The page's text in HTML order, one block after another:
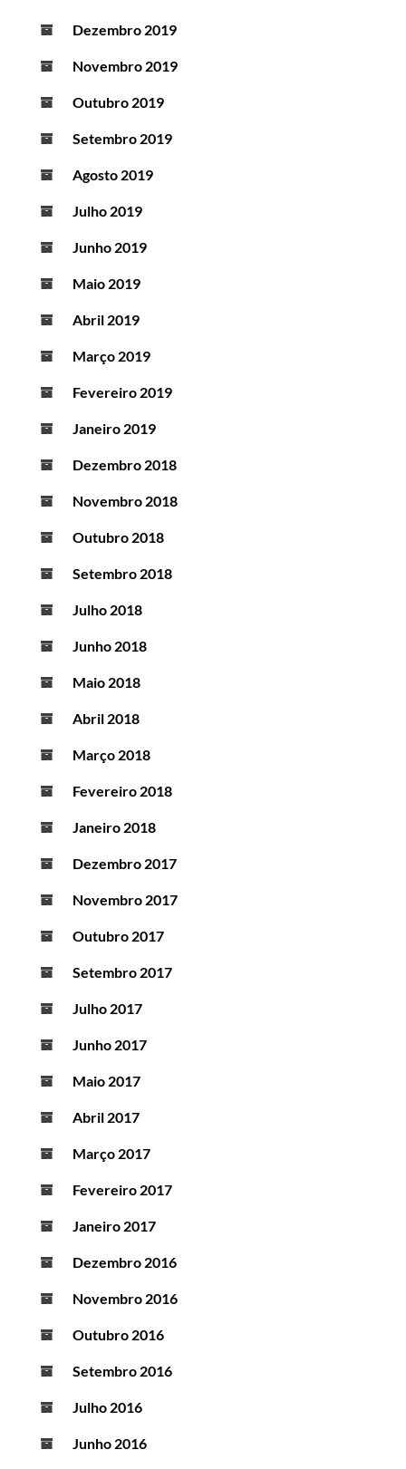
Dezembro 2019
Novembro 2019
Outubro 2019
Setembro 2019
Agosto 2019
Julho 2019
Junho 2019
Maio 2019
Abril 2019
Março 2019
Fevereiro 2019
Janeiro 2019
Dezembro 2018
Novembro 2018
Outubro 2018
Setembro 2018
Julho 2018
Junho 2018
Maio 2018
Abril 2018
Março 2018
Fevereiro 2018
Janeiro 2018
Dezembro 2017
Novembro 2017
Outubro 2017
Setembro 2017
Julho 2017
Junho 2017
Maio 2017
Abril 2017
Março 2017
Fevereiro 2017
Janeiro 2017
Dezembro 2016
Novembro 2016
Outubro 2016
Setembro 2016
Julho 2016
Junho 2016